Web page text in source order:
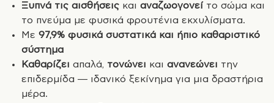
Ξυπνά τις αισθήσεις και αναζωογονεί το σώμα και
το πνεύμα με φυσικά φρουτένια εκχυλίσματα.
Με 97,9% φυσικά συστατικά και ήπιο καθαριστικό
σύστημα
Καθαρίζει απαλά, τονώνει και ανανεώνει την
επιδερμίδα — ιδανικό ξεκίνημα για μια δραστήρια
μέρα.